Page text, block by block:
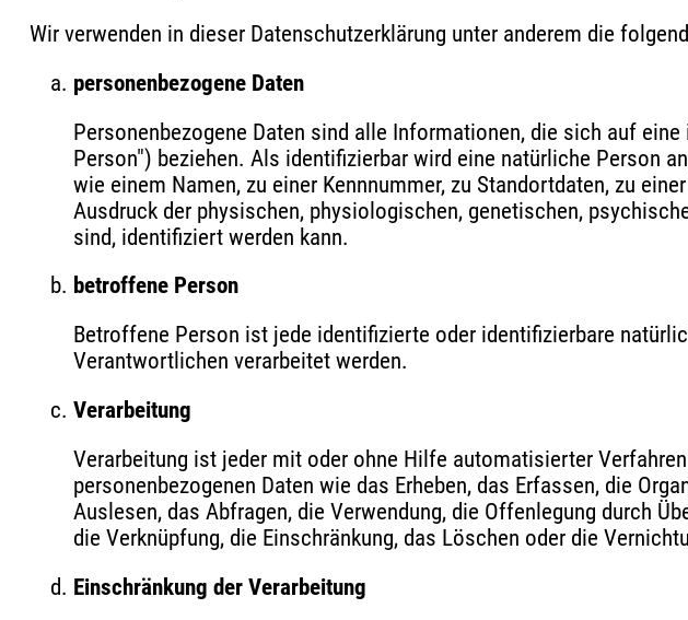
Wir verwenden in dieser Datenschutzerklärung unter anderem die
personenbezogene Daten
Personenbezogene Daten sind alle Informationen, die sich auf
Person") beziehen. Als identifizierbar wird eine natürliche Person
wie einem Namen, zu einer Kennnummer, zu Standortdaten, zu
Ausdruck der physischen, physiologischen, genetischen,
sind, identifiziert werden kann.
betroffene Person
Betroffene Person ist jede identifizierte oder identifizierbare
Verantwortlichen verarbeitet werden.
Verarbeitung
Verarbeitung ist jeder mit oder ohne Hilfe automatisierter
personenbezogenen Daten wie das Erheben, das Erfassen, die
Auslesen, das Abfragen, die Verwendung, die Offenlegung durch
die Verknüpfung, die Einschränkung, das Löschen oder die
Einschränkung der Verarbeitung